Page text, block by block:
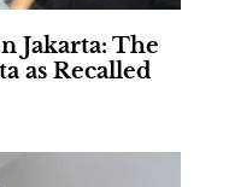
Jakarta: The
as Recalled